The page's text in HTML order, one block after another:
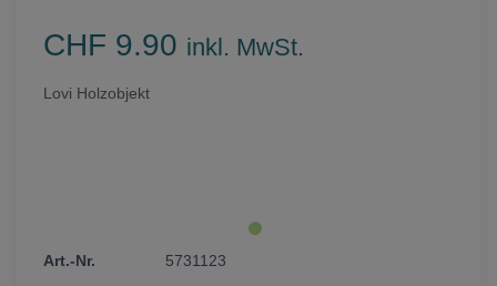
CHF 9.90 inkl. MwSt.
Lovi Holzobjekt
5731123